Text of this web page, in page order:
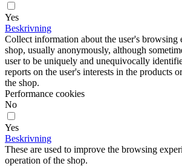
Yes
Beskrivning
Collect information about the user's browsing
shop, usually anonymously, although
user to be uniquely and unequivocally
reports on the user's interests in the products
the shop.
Performance cookies
No
Yes
Beskrivning
These are used to improve the browsing
operation of the shop.